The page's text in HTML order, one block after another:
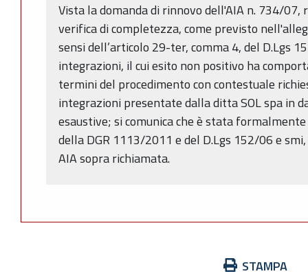
Vista la domanda di rinnovo dell'AIA n. 734/
verifica di completezza, come previsto
sensi dell’articolo 29-ter, comma 4, del D.Lgs
integrazioni, il cui esito non positivo ha
termini del procedimento con contestuale
integrazioni presentate dalla ditta SOL spa in
esaustive; si comunica che è stata
della DGR 1113/2011 e del D.Lgs 152/06 e
AIA sopra richiamata.
STAMPA